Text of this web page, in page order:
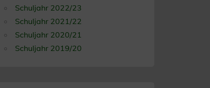
Schuljahr 2022/23
Schuljahr 2021/22
Schuljahr 2020/21
Schuljahr 2019/20